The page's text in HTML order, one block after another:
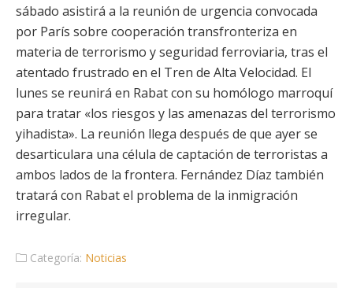
sábado asistirá a la reunión de urgencia convocada
por París sobre cooperación transfronteriza en
materia de terrorismo y seguridad ferroviaria, tras el
atentado frustrado en el Tren de Alta Velocidad. El
lunes se reunirá en Rabat con su homólogo marroquí
para tratar «los riesgos y las amenazas del terrorismo
yihadista». La reunión llega después de que ayer se
desarticulara una célula de captación de terroristas a
ambos lados de la frontera. Fernández Díaz también
tratará con Rabat el problema de la inmigración
irregular.
Categoría: Noticias